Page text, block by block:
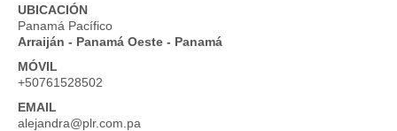
UBICACIÓN
Panamá Pacífico
Arraiján - Panamá Oeste - Panamá
MÓVIL
+50761528502
EMAIL
alejandra@plr.com.pa